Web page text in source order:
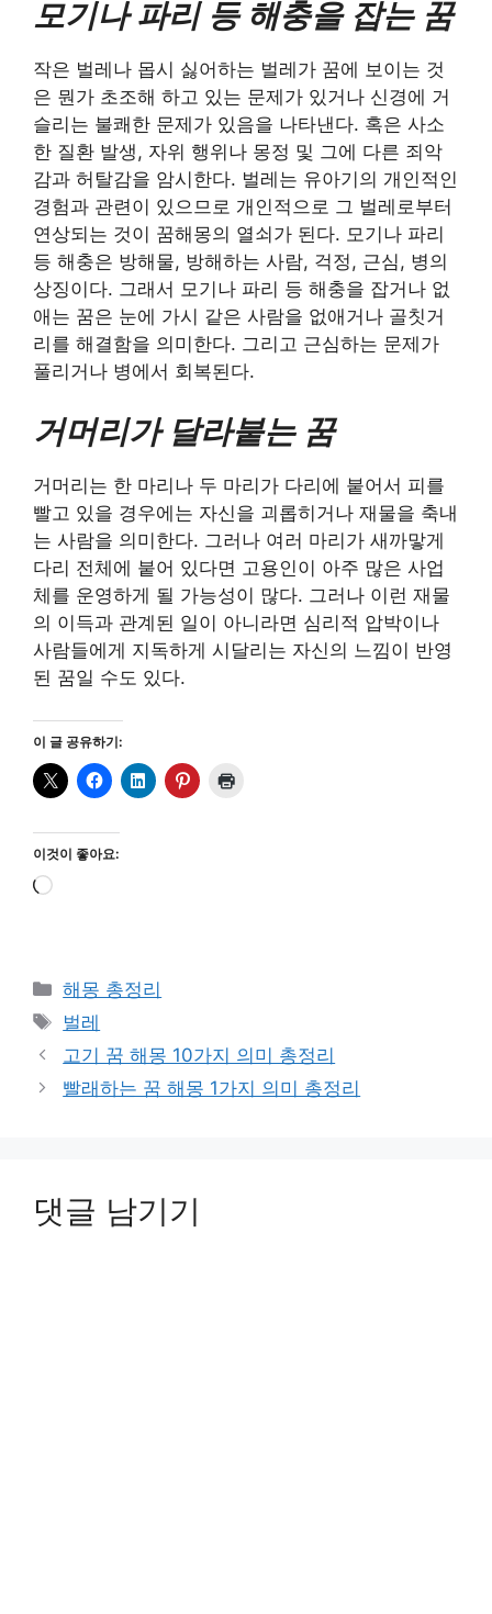
모기나 파리 등 해충을 잡는 꿈
작은 벌레나 몹시 싫어하는 벌레가 꿈에 보이는 것
은 뭔가 초조해 하고 있는 문제가 있거나 신경에 거
슬리는 불쾌한 문제가 있음을 나타낸다. 혹은 사소
한 질환 발생, 자위 행위나 몽정 및 그에 다른 죄악
감과 허탈감을 암시한다. 벌레는 유아기의 개인적인
경험과 관련이 있으므로 개인적으로 그 벌레로부터
연상되는 것이 꿈해몽의 열쇠가 된다. 모기나 파리
등 해충은 방해물, 방해하는 사람, 걱정, 근심, 병의
상징이다. 그래서 모기나 파리 등 해충을 잡거나 없
애는 꿈은 눈에 가시 같은 사람을 없애거나 골칫거
리를 해결함을 의미한다. 그리고 근심하는 문제가
풀리거나 병에서 회복된다.
거머리가 달라붙는 꿈
거머리는 한 마리나 두 마리가 다리에 붙어서 피를
빨고 있을 경우에는 자신을 괴롭히거나 재물을 축내
는 사람을 의미한다. 그러나 여러 마리가 새까맣게
다리 전체에 붙어 있다면 고용인이 아주 많은 사업
체를 운영하게 될 가능성이 많다. 그러나 이런 재물
의 이득과 관계된 일이 아니라면 심리적 압박이나
사람들에게 지독하게 시달리는 자신의 느낌이 반영
된 꿈일 수도 있다.
이 글 공유하기:
이것이 좋아요:
로
카
테
리
해몽 총정리
태
그
벌레
고기 꿈 해몽 10가지 의미 총정리
빨래하는 꿈 해몽 1가지 의미 총정리
댓글 남기기